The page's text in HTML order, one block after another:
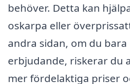
behöver. Detta kan
oskarpa eller
andra sidan, om du
erbjudande, riskerar du
mer fördelaktiga priser